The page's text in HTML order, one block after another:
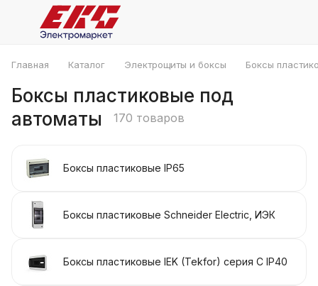
Главная Каталог Электрощиты и боксы Боксы
Боксы пластиковые под
автоматы
170 товаров
Боксы пластиковые IP65
Боксы пластиковые Schneider Electric, ИЭК
Боксы пластиковые IEK (Tekfor) серия C IP40